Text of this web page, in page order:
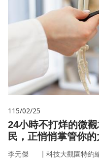
115/02/25
24小時不打烊的微
民，正悄悄掌管你
李元傑 ｜ 科技大觀園特約